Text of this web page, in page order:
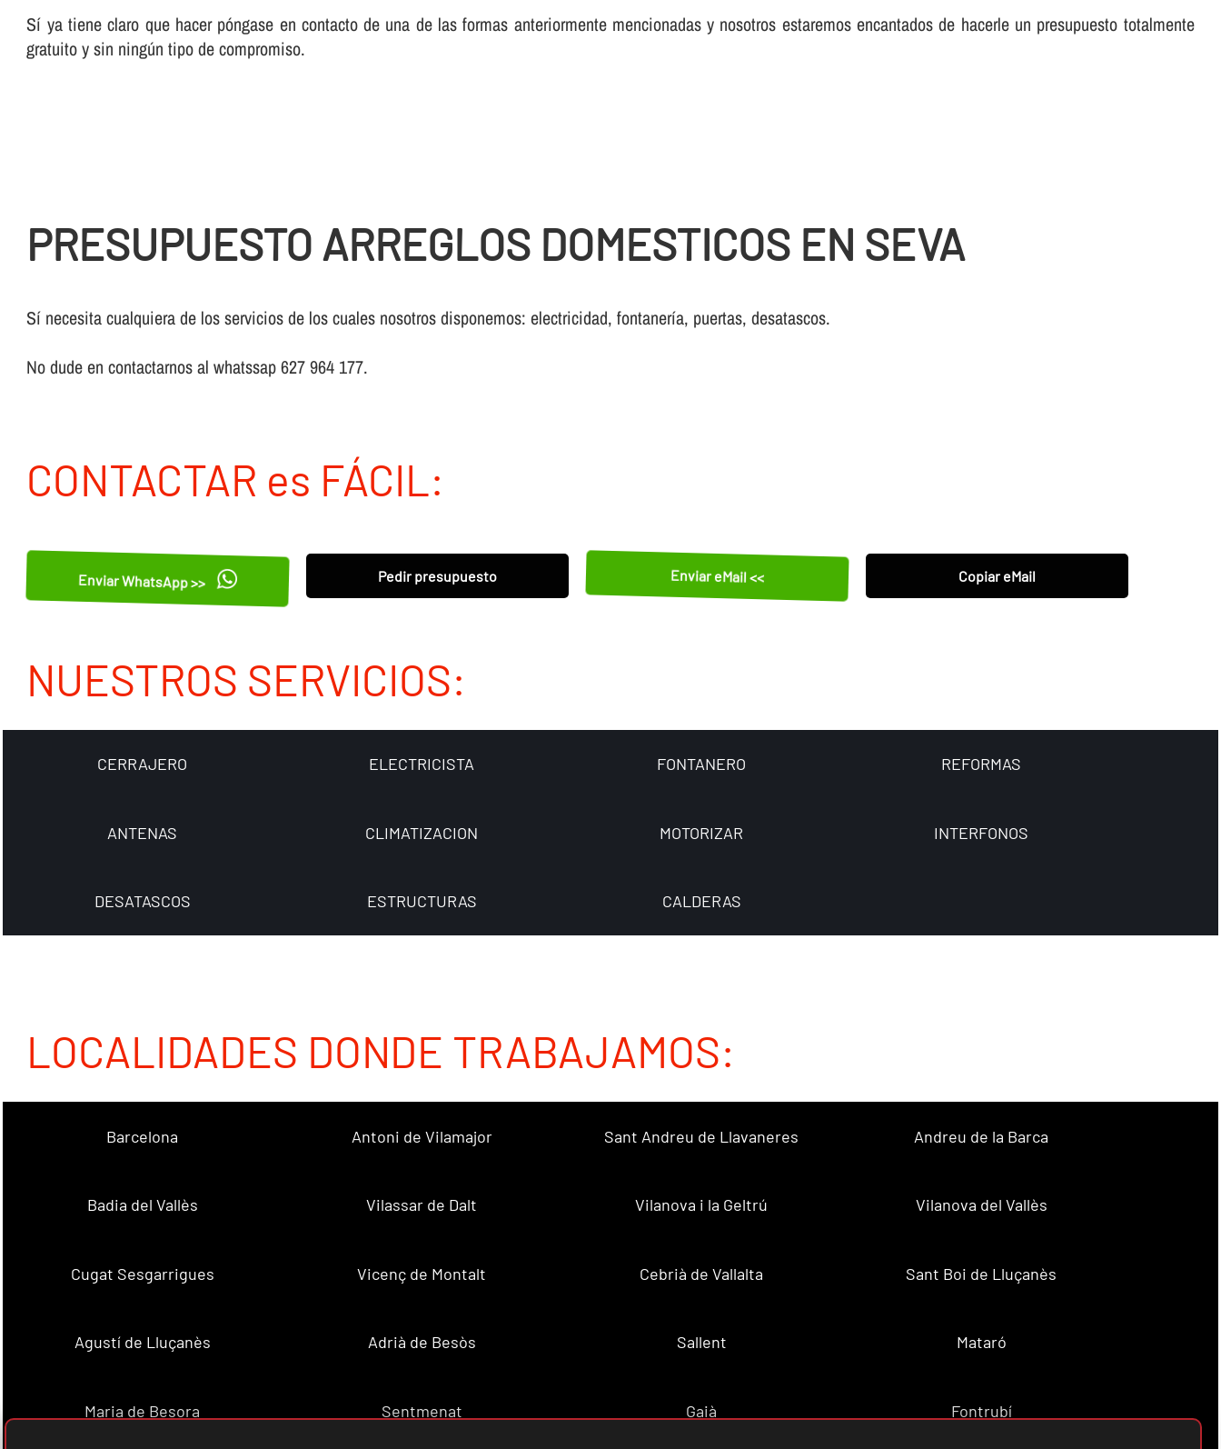
Sí ya tiene claro que hacer póngase en contacto de una de las formas anteriormente mencionadas y nosotros estaremos encantados de hacerle un presupuesto totalmente
gratuito y sin ningún tipo de compromiso.
PRESUPUESTO ARREGLOS DOMESTICOS EN SEVA
Sí necesita cualquiera de los servicios de los cuales nosotros disponemos: electricidad, fontanería, puertas, desatascos.
No dude en contactarnos al whatssap 627 964 177.
CONTACTAR es FÁCIL:
Enviar WhatsApp >> Pedir presupuesto Enviar eMail << Copiar eMail
NUESTROS SERVICIOS:
CERRAJERO ELECTRICISTA FONTANERO REFORMAS
ANTENAS CLIMATIZACION MOTORIZAR INTERFONOS
DESATASCOS ESTRUCTURAS CALDERAS
LOCALIDADES DONDE TRABAJAMOS:
Barcelona Antoni de Vilamajor Sant Andreu de Llavaneres Andreu de la Barca
Badia del Vallès Vilassar de Dalt Vilanova i la Geltrú Vilanova del Vallès
Cugat Sesgarrigues Vicenç de Montalt Cebrià de Vallalta Sant Boi de Lluçanès
Agustí de Lluçanès Adrià de Besòs Sallent Mataró
Maria de Besora Sentmenat Gaià Fontrubí